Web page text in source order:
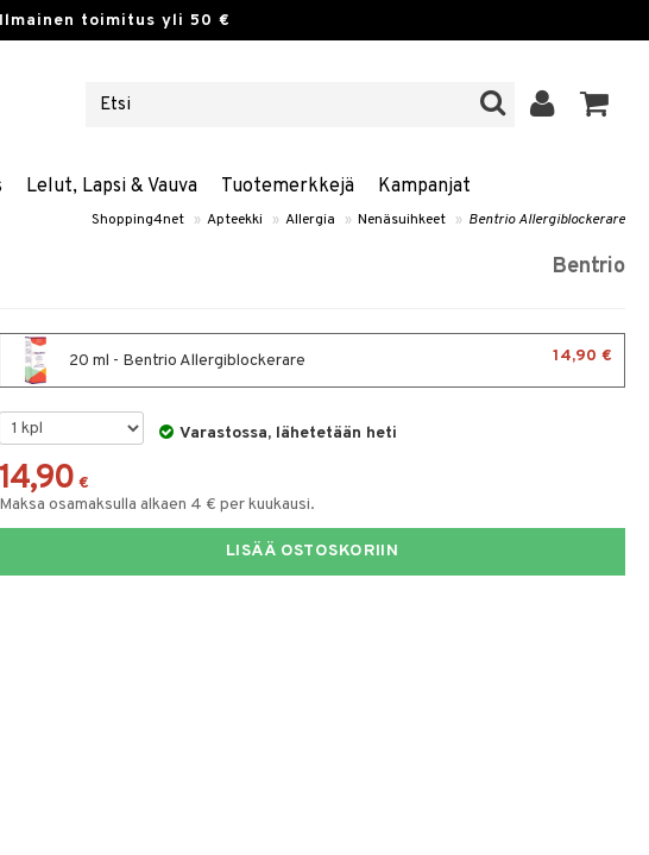
Ilmainen toimitus yli 50 €
Lelut, Lapsi & Vauva Tuotemerkkejä Kampanjat
Shopping4net » Apteekki » Allergia » Nenäsuihkeet » Bentrio Allergiblockerare
Bentrio
20 ml - Bentrio Allergiblockerare 14,90 €
Varastossa, lähetetään heti
14,90 €
Maksa osamaksulla alkaen 4 € per kuukausi.
LISÄÄ OSTOSKORIIN